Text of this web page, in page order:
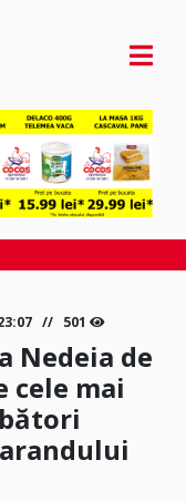
501
Nedeia de
cele mai